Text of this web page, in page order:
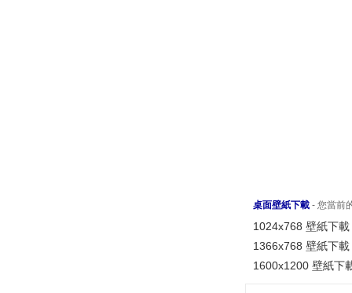
桌面壁紙下載 - 您當前
1024x768 壁紙下載
1366x768 壁紙下載
1600x1200 壁紙下